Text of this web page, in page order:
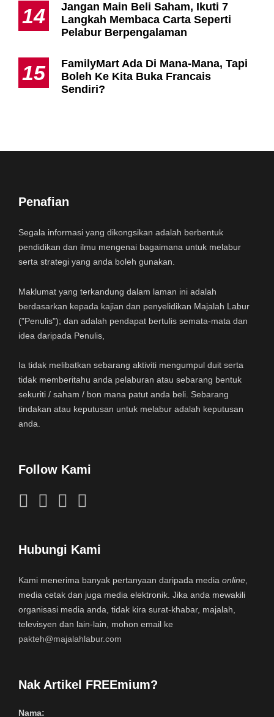
14
Jangan Main Beli Saham, Ikuti 7
Langkah Membaca Carta Seperti
Pelabur Berpengalaman
15
FamilyMart Ada Di Mana-Mana, Tapi
Boleh Ke Kita Buka Francais
Sendiri?
Penafian
Segala informasi yang dikongsikan adalah berbentuk
pendidikan dan ilmu mengenai bagaimana untuk melabur
serta strategi yang anda boleh gunakan.
Maklumat yang terkandung dalam laman ini adalah
berdasarkan kepada kajian dan penyelidikan Majalah Labur
("Penulis"); dan adalah pendapat bertulis semata-mata dan
idea daripada Penulis,
Ia tidak melibatkan sebarang aktiviti mengumpul duit serta
tidak memberitahu anda pelaburan atau sebarang bentuk
sekuriti / saham / bon mana patut anda beli. Sebarang
tindakan atau keputusan untuk melabur adalah keputusan
anda.
Follow Kami
Hubungi Kami
Kami menerima banyak pertanyaan daripada media online
media cetak dan juga media elektronik. Jika anda mewakili
organisasi media anda, tidak kira surat-khabar, majalah,
televisyen dan lain-lain, mohon email ke
pakteh@majalahlabur.com
Nak Artikel FREEmium?
Nama: